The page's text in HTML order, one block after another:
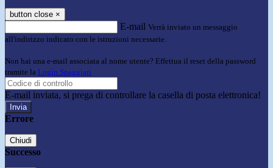
button close ×
E-mail Verrà inviato un messaggio
all'indirizzo indicato con le istruzioni necessarie.
Non hai una e-mail associata al nome utente? Effettua il reset della password
tramite la Login Spaggiari
E-mail inviata, si prega di controllare la casella di posta elettronica!
Errore
Chiudi
Successo